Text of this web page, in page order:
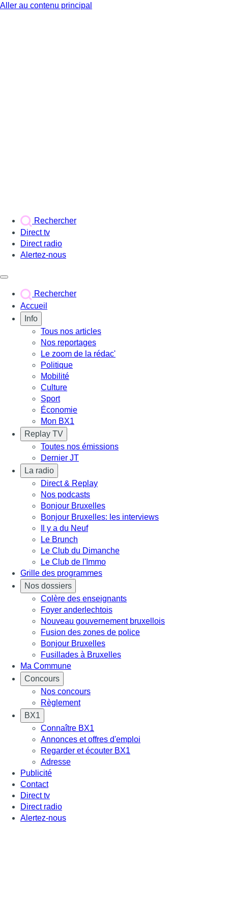
Aller au contenu principal
Rechercher
Direct tv
Direct radio
Alertez-nous
Rechercher
Accueil
Info
Tous nos articles
Nos reportages
Le zoom de la rédac'
Politique
Mobilité
Culture
Sport
Économie
Mon BX1
Replay TV
Toutes nos émissions
Dernier JT
La radio
Direct & Replay
Nos podcasts
Bonjour Bruxelles
Bonjour Bruxelles: les interviews
Il y a du Neuf
Le Brunch
Le Club du Dimanche
Le Club de l'Immo
Grille des programmes
Nos dossiers
Colère des enseignants
Foyer anderlechtois
Nouveau gouvernement bruxellois
Fusion des zones de police
Bonjour Bruxelles
Fusillades à Bruxelles
Ma Commune
Concours
Nos concours
Règlement
BX1
Connaître BX1
Annonces et offres d'emploi
Regarder et écouter BX1
Adresse
Publicité
Contact
Direct tv
Direct radio
Alertez-nous